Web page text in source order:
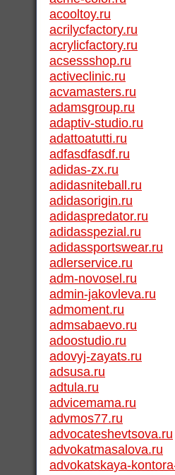
acooltoy.ru
acrilycfactory.ru
acrylicfactory.ru
acsessshop.ru
activeclinic.ru
acvamasters.ru
adamsgroup.ru
adaptiv-studio.ru
adattoatutti.ru
adfasdfasdf.ru
adidas-zx.ru
adidasniteball.ru
adidasorigin.ru
adidaspredator.ru
adidasspezial.ru
adidassportswear.ru
adlerservice.ru
adm-novosel.ru
admin-jakovleva.ru
admoment.ru
admsabaevo.ru
adoostudio.ru
adovyj-zayats.ru
adsusa.ru
adtula.ru
advicemama.ru
advmos77.ru
advocateshevtsova.ru
advokatmasalova.ru
advokatskaya-